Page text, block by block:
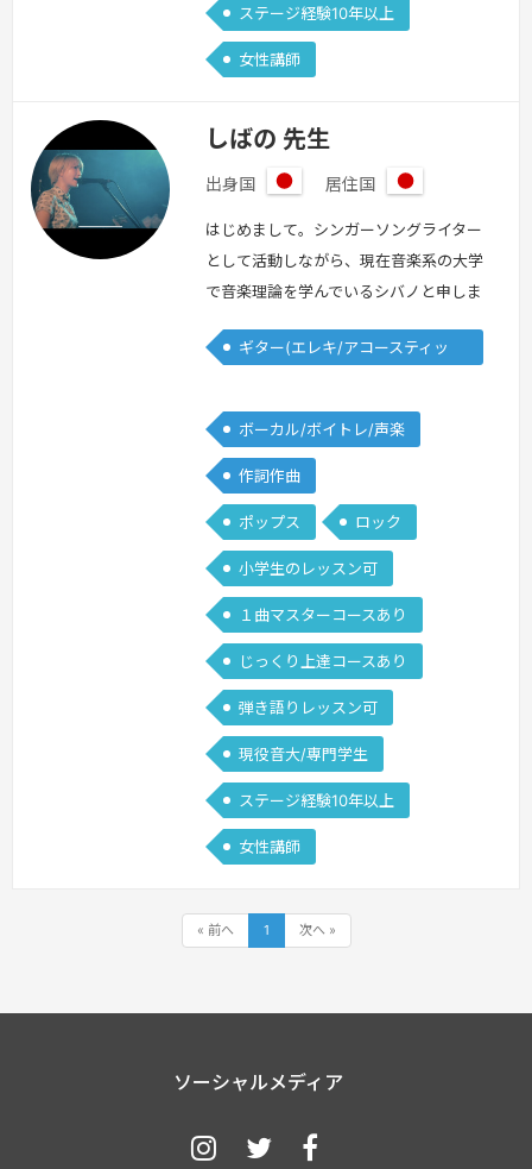
ステージ経験10年以上
女性講師
しばの 先生
出身国
本
居住国
本
はじめまして。シンガーソングライター
として活動しながら、現在音楽系の大学
で音楽理論を学んでいるシバノと申しま
りを始め、ワンマンライブも10回以上
どうやって活動を始めたらいいのかわか
らない方、どうやって活動を広げていけ
ばいいのかわからない方、今までの経験
から相談に乗れると思います！基礎的な
発声の仕方から簡単な弾き語りまで幅広
く、…続きを見る »
ギター(エレキ/アコースティッ
ボーカル/ボイトレ/声楽
作詞作曲
ポップス ロック
小学生のレッスン可
１曲マスターコースあり
じっくり上達コースあり
弾き語りレッスン可
現役音大/専門学生
ステージ経験10年以上
女性講師
« 前へ 1 次へ »
ソーシャルメディア